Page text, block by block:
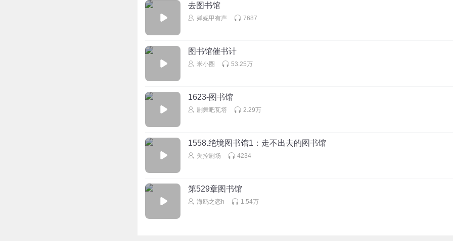
去图书馆
婵妮甲有声 7687
图书馆催书计
米小圈 53.25万
1623-图书馆
剧舞吧瓦塔 2.29万
1558.绝境图书馆1：走不出去的图书馆
失控剧场 4234
第529章图书馆
海鸥之恋h 1.54万